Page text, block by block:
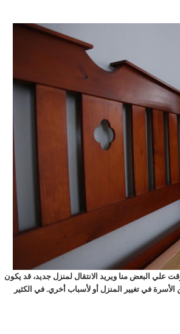
علي البعض منا ويريد الانتقال لمنزل جديد، قد يكون
في تغيير المنزل أو لأسباب أخري. في الكثير